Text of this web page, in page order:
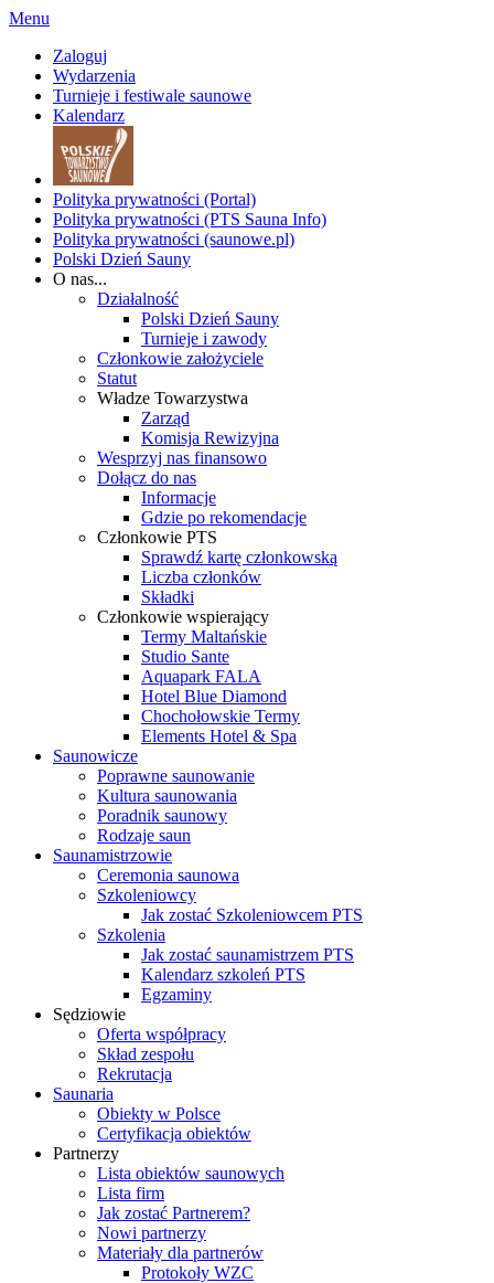
Menu
Zaloguj
Wydarzenia
Turnieje i festiwale saunowe
Kalendarz
Polityka prywatności (Portal)
Polityka prywatności (PTS Sauna Info)
Polityka prywatności (saunowe.pl)
Polski Dzień Sauny
O nas...
Działalność
Polski Dzień Sauny
Turnieje i zawody
Członkowie założyciele
Statut
Władze Towarzystwa
Zarząd
Komisja Rewizyjna
Wesprzyj nas finansowo
Dołącz do nas
Informacje
Gdzie po rekomendacje
Członkowie PTS
Sprawdź kartę członkowską
Liczba członków
Składki
Członkowie wspierający
Termy Maltańskie
Studio Sante
Aquapark FALA
Hotel Blue Diamond
Chochołowskie Termy
Elements Hotel & Spa
Saunowicze
Poprawne saunowanie
Kultura saunowania
Poradnik saunowy
Rodzaje saun
Saunamistrzowie
Ceremonia saunowa
Szkoleniowcy
Jak zostać Szkoleniowcem PTS
Szkolenia
Jak zostać saunamistrzem PTS
Kalendarz szkoleń PTS
Egzaminy
Sędziowie
Oferta współpracy
Skład zespołu
Rekrutacja
Saunaria
Obiekty w Polsce
Certyfikacja obiektów
Partnerzy
Lista obiektów saunowych
Lista firm
Jak zostać Partnerem?
Nowi partnerzy
Materiały dla partnerów
Protokoły WZC